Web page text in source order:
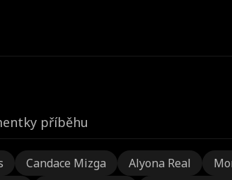
příběhu
Candace Mizga Alyona Real